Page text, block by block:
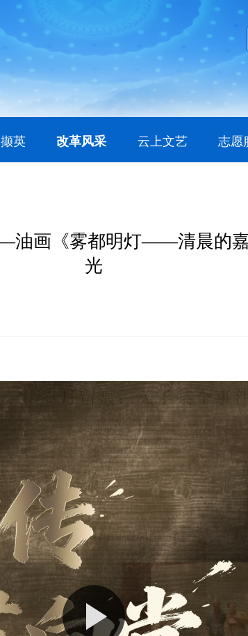
英 改革风采 云上文艺 志愿
油画《雾都明灯——清晨的
光